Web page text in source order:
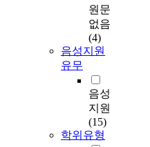
원문
없음
(4)
음성지원
유무
음성
지원
(15)
학위유형